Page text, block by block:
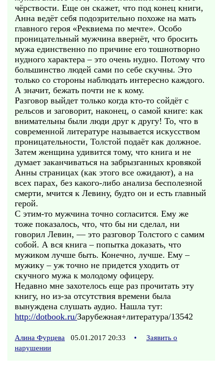
чёрствости. Еще он скажет, что под конец книги,
Анна ведёт себя подозрительно похоже на мать
главного героя «Реквиема по мечте». Особо
проницательный мужчина ввернёт, что бросить
мужа единственно по причине его тошнотворно
нудного характера – это очень нудно. Потому что
большинство людей сами по себе скучны. Это
только со стороны наблюдать интересно каждого.
А значит, бежать почти не к кому.
Разговор выйдет только когда кто-то сойдёт с
рельсов и заговорит, наконец, о самой книге: как
внимательны были люди друг к другу! То, что в
современной литературе называется искусством
проницательности, Толстой подаёт как должное.
Затем женщина удивится тому, что книга и не
думает заканчиваться на забрызганных кровякой
Анны страницах (как этого все ожидают), а на
всех парах, без какого-либо анализа бесполезной
смерти, мчится к Левину, будто он и есть главный
герой.
С этим-то мужчина точно согласится. Ему же
тоже показалось, что, что бы ни сделал, ни
говорил Левин, — это разговор Толстого с самим
собой. А вся книга – попытка доказать, что
мужиком лучше быть. Конечно, лучше. Ему –
мужику – уж точно не придется уходить от
скучного мужа к молодому офицеру.
Недавно мне захотелось еще раз прочитать эту
книгу, но из-за отсутствия времени была
вынуждена слушать аудио. Нашла тут:
http://dotbook.ru/Зарубежная+литература/13542
Алина Фурцева 05.01.2017 20:33 •
Заявить о
нарушении